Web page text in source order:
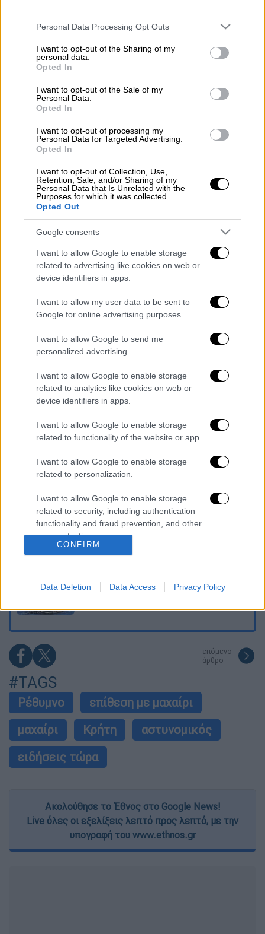
Please note that this website/app uses one or more Google
not limited to your visit or usage behaviour. You may click to
grant or deny consent to Google and its third-party tags to
use your data for below specified purposes in below Google
consent section.
Personal Data Processing Opt Outs
I want to opt-out of the Sharing of my
personal data.
Opted In
I want to opt-out of the Sale of my
Personal Data.
Opted In
I want to opt-out of processing my
Personal Data for Targeted Advertising.
Opted In
I want to opt-out of Collection, Use,
Retention, Sale, and/or Sharing of my
Personal Data that Is Unrelated with the
Purposes for which it was collected.
Opted Out
Google consents
I want to allow Google to enable storage
related to advertising like cookies on web or
device identifiers in apps.
I want to allow my user data to be sent to
Google for online advertising purposes.
I want to allow Google to send me
personalized advertising.
I want to allow Google to enable storage
related to analytics like cookies on web or
device identifiers in apps.
I want to allow Google to enable storage
related to functionality of the website or app.
I want to allow Google to enable storage
related to personalization.
I want to allow Google to enable storage
related to security, including authentication
functionality and fraud prevention, and other
user protection.
CONFIRM
Data Deletion Data Access Privacy Policy
που τον μαχαίρωσε.
Το τραύμα, όπως μεταδίδει το ίδιο μέσο,
είναι διαμπερές και ο νεαρός είναι
κινδύνου.
ΟΛΕΣ ΟΙ ΕΙΔΗΣΕΙΣ
Διαύγεια: Τα προβλήματα, η πορεία από
το 2010, οι δυσκολίες, τα... τρικ
αποφυγής και οι διαγωνισμοί που
ναυάγησαν
Σοβαρό περιστατικό σε μπαρ στο
Ρέθυμνο - Αναφορές πως αστυνομικός
πυροβόλησε νεαρό που τον μαχαίρωσε
Πανελλήνιες 2023: Έξυπνες επιλογές
στο 3ο Πεδίο για το μηχανογραφικό -
Σχολές με λιγότερα μόρια αλλά
Η πιο μεγάλη ώρα του Τσιτσιπά στο
Australian Open - Για το πρώτο Grand
Slam απέναντι στον μυθικό Τζόκοβιτς
Τα deals του 1 δισ. ευρώ - Οι συμφωνίες
που ξεχώρισαν το 2022 σε ενέργεια,
τρόφιμα και τουρισμό
«Στέρεψε» η αγορά από πινακίδες
κυκλοφορίας: Χιλιάδες αυτοκίνητα
παραμένουν αταξινόμητα - Λύση αναζητά
το υπουργείο
δύο άτομα για τη φωτιά στη Βοιωτία
Επιστροφή στο μέλλον; Τα υπερηχητικά
αεροπλάνα ετοιμάζονται να ξαναπετάξουν -
Το ταξίδι στον Ειρηνικό πάνω σε μια σχεδία
φθάνει στο τέλος του – Το Κον Τίκι και οι
επόμενο
άρθρο
#TAGS
Ρέθυμνο
επίθεση με μαχαίρι
μαχαίρι
Κρήτη
αστυνομικός
ειδήσεις τώρα
Ακολούθησε το Έθνος στο Google News!
Live όλες οι εξελίξεις λεπτό προς λεπτό, με την
υπογραφή του www.ethnos.gr